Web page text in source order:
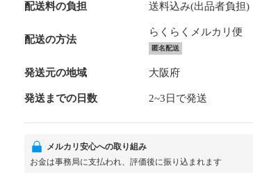
配送料の負担 送料込み(出品者負担)
配送の方法
らくらくメルカリ便
匿名配送
発送元の地域 大阪府
発送までの日数 2~3日で発送
メルカリ安心への取り組み
お金は事務局に支払われ、評価後に振り込まれます